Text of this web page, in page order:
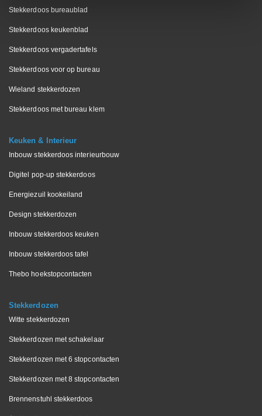
Stekkerdoos bureaublad
Stekkerdoos keukenblad
Stekkerdoos vergadertafels
Stekkerdoos voor op bureau
Wieland stekkerdozen
Stekkerdoos met bureau klem
Keuken & Interieur
Inbouw stekkerdoos interieurbouw
Digitel pop-up stekkerdoos
Energiezuil kookeiland
Design stekkerdozen
Inbouw stekkerdoos keuken
Inbouw stekkerdoos tafel
Thebo hoekstopcontacten
Stekkerdozen
Witte stekkerdozen
Stekkerdozen met schakelaar
Stekkerdozen met 6 stopcontacten
Stekkerdozen met 8 stopcontacten
Brennenstuhl stekkerdoos